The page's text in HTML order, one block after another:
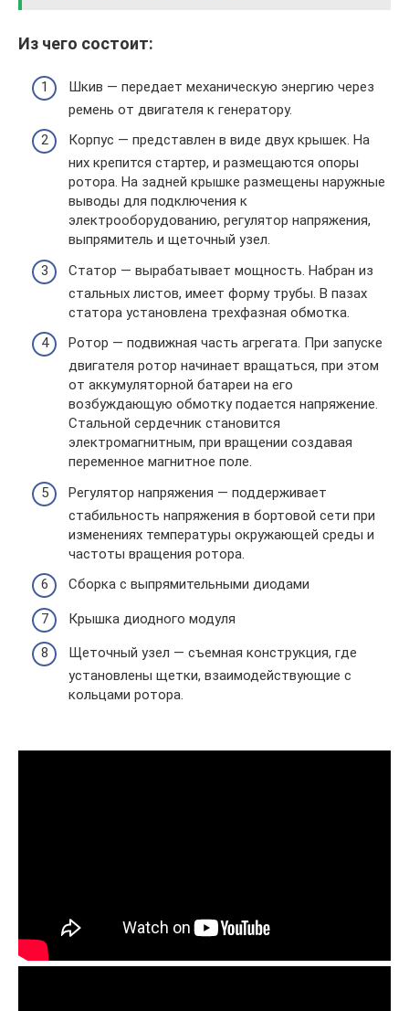
Из чего состоит:
Шкив — передает механическую энергию через
ремень от двигателя к генератору.
Корпус — представлен в виде двух крышек. На
них крепится стартер, и размещаются опоры
ротора. На задней крышке размещены наружные
выводы для подключения к
электрооборудованию, регулятор напряжения,
выпрямитель и щеточный узел.
Статор — вырабатывает мощность. Набран из
стальных листов, имеет форму трубы. В пазах
статора установлена трехфазная обмотка.
Ротор — подвижная часть агрегата. При запуске
двигателя ротор начинает вращаться, при этом
от аккумуляторной батареи на его
возбуждающую обмотку подается напряжение.
Стальной сердечник становится
электромагнитным, при вращении создавая
переменное магнитное поле.
Регулятор напряжения — поддерживает
стабильность напряжения в бортовой сети при
изменениях температуры окружающей среды и
частоты вращения ротора.
Сборка с выпрямительными диодами
Крышка диодного модуля
Щеточный узел — съемная конструкция, где
установлены щетки, взаимодействующие с
кольцами ротора.